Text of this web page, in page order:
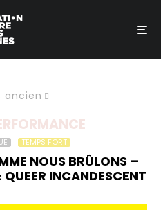
ancien
TEMPS FORT
NOUS BRÛLONS –
INCANDESCENT